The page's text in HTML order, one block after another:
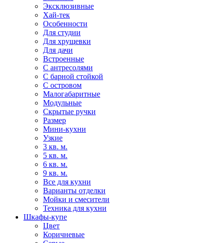
Эксклюзивные
Хай-тек
Особенности
Для студии
Для хрущевки
Для дачи
Встроенные
С антресолями
С барной стойкой
С островом
Малогабаритные
Модульные
Скрытые ручки
Размер
Мини-кухни
Узкие
3 кв. м.
5 кв. м.
6 кв. м.
9 кв. м.
Все для кухни
Варианты отделки
Мойки и смесители
Техника для кухни
Шкафы-купе
Цвет
Коричневые